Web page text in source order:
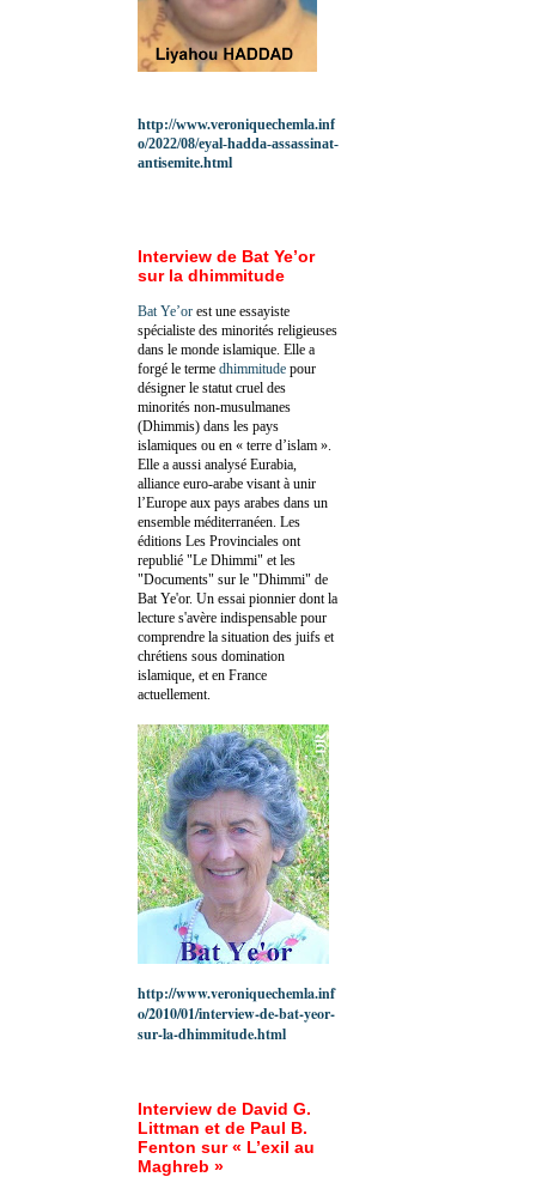
http://www.veroniquechemla.inf
o/2022/08/eyal-hadda-assassinat-
antisemite.html
Interview de Bat Ye’or
sur la dhimmitude
Bat Ye’or est une essayiste
spécialiste des minorités religieuses
dans le monde islamique. Elle a
forgé le terme dhimmitude pour
désigner le statut cruel des
minorités non-musulmanes
(Dhimmis) dans les pays
islamiques ou en « terre d’islam ».
Elle a aussi analysé Eurabia,
alliance euro-arabe visant à unir
l’Europe aux pays arabes dans un
ensemble méditerranéen. Les
éditions Les Provinciales ont
republié "Le Dhimmi" et les
"Documents" sur le "Dhimmi" de
Bat Ye'or. Un essai pionnier dont la
lecture s'avère indispensable pour
comprendre la situation des juifs et
chrétiens sous domination
islamique, et en France
actuellement.
http://www.veroniquechemla.inf
o/2010/01/interview-de-bat-yeor-
sur-la-dhimmitude.html
Interview de David G.
Littman et de Paul B.
Fenton sur « L’exil au
Maghreb »